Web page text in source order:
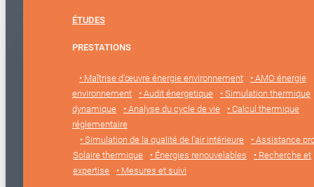
ÉTUDES
PRESTATIONS
• Maîtrise d’œuvre énergie environnement
• AMO énergie
environnement
• Audit énergetique
• Simulation thermique
dynamique
• Analyse du cycle de vie
• Calcul thermique
réglementaire
• Simulation de la qualité de l’air intérieure
• Assistance
Solaire thermique
• Énergies renouvelables
• Recherche et
expertise
• Mesures et suivi